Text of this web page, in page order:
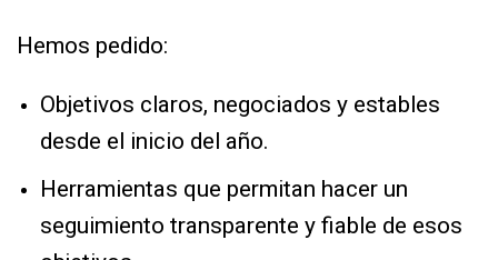
Hemos pedido:
Objetivos claros, negociados y estables
desde el inicio del año.
Herramientas que permitan hacer un
seguimiento transparente y fiable de esos